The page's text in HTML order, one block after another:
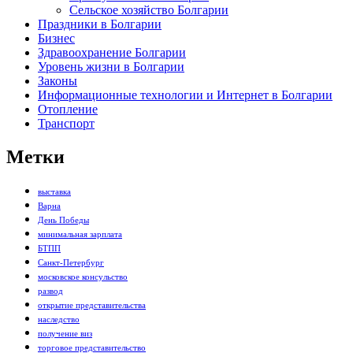
Сельское хозяйство Болгарии
Праздники в Болгарии
Бизнес
Здравоохранение Болгарии
Уровень жизни в Болгарии
Законы
Информационные технологии и Интернет в Болгарии
Отопление
Транспорт
Метки
выставка
Варна
День Победы
минимальная зарплата
БТПП
Санкт-Петербург
московское консульство
развод
открытие представительства
наследство
получение виз
торговое представительство